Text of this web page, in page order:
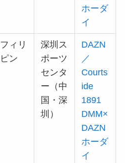
ホーダ
イ
フィリ
ピン
深圳ス
ポーツ
センタ
ー（中
国・深
圳）
DAZN
／
Courts
ide
1891
DMM×
DAZN
ホーダ
イ